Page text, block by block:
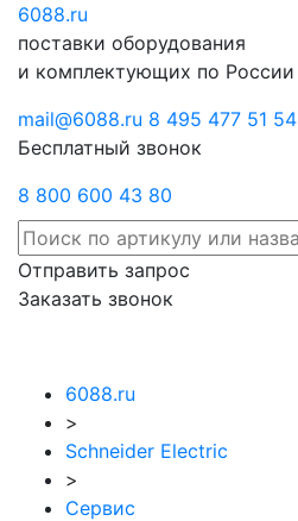
6088.ru
поставки оборудования
и комплектующих по России
mail@6088.ru 8 495 477 51 54
Бесплатный звонок
8 800 600 43 80
Отправить запрос
Заказать звонок
6088.ru
>
Schneider Electric
>
Сервис
Отправить
запрос
звонок